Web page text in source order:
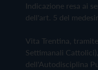
Indicazione resa ai
dell'art. 5 del
Vita Trentina,
Settimanali
dell'Autodisciplina